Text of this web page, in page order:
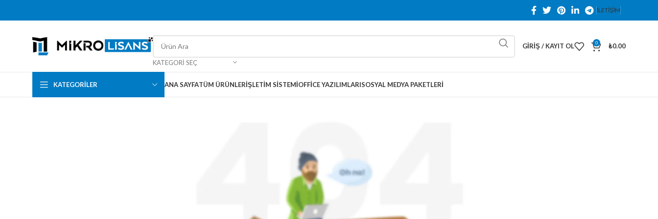
İLETİŞİM
KATEGORI SEÇ
GIRIŞ / KAYIT OL 0 ₺0.00
KATEGORILER ANA SAYFATÜM ÜRÜNLERİŞLETIM SISTEMIOFFICE YAZILIMLARISOSYAL MEDYA PAKETLERI